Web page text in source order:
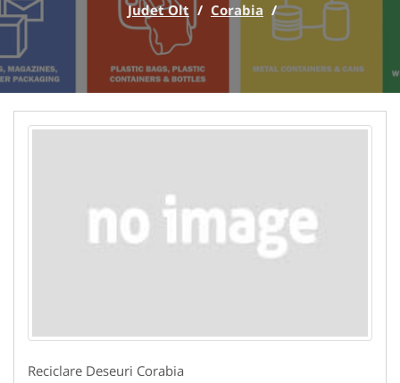
Judet Olt / Corabia /
Reciclare Deseuri Corabia